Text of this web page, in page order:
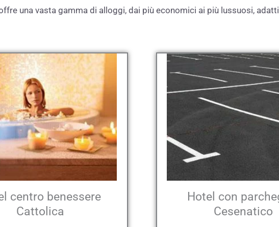
una vasta gamma di alloggi, dai più economici ai più lussuosi,
centro benessere
Cattolica
Hotel con
Cesenatico